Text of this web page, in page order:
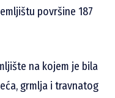
površine 187
na kojem je bila
grmlja i travnatog